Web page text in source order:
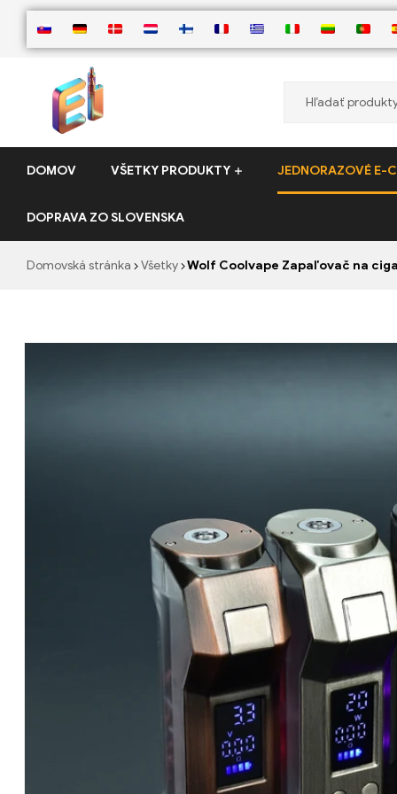
ElementVape.de
DOMOV VŠETKY PRODUKTY JEDNORAZOVÉ E-
DOPRAVA ZO SLOVENSKA
Domovská stránka Všetky Wolf Coolvape Zapaľovač na